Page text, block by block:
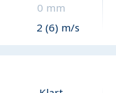
0 mm
2 (6) m/s